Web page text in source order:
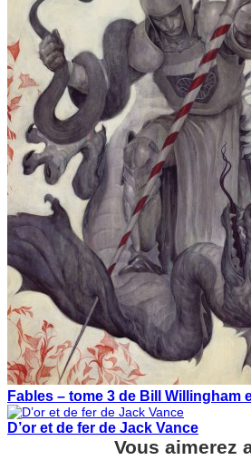
Fables – tome 3 de Bill Willingham
D’or et de fer de Jack Vance
Vous aimerez